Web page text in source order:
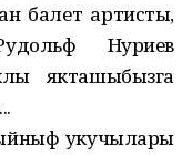
балет артисты,
Нуриев
якташыбызга
укучылары